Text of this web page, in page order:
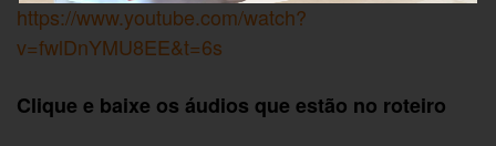
https://www.youtube.com/watch?
v=fwlDnYMU8EE&t=6s
Clique e baixe os áudios que estão no roteiro